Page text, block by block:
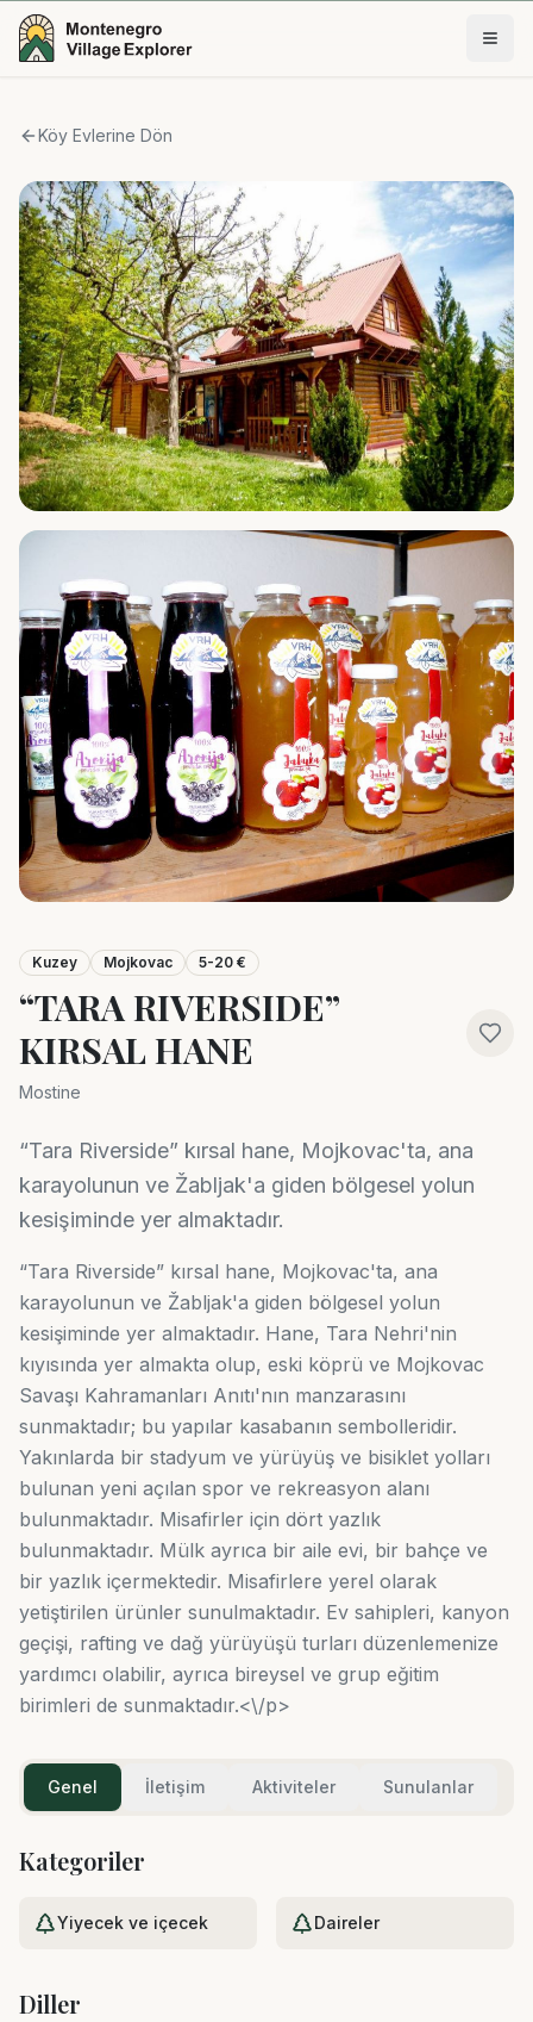
Köy Evlerine Dön
Kuzey Mojkovac 5-20 €
“TARA RIVERSIDE”
KIRSAL HANE
Mostine
“Tara Riverside” kırsal hane, Mojkovac'ta, ana
karayolunun ve Žabljak'a giden bölgesel yolun
kesişiminde yer almaktadır.
“Tara Riverside” kırsal hane, Mojkovac'ta, ana
karayolunun ve Žabljak'a giden bölgesel yolun
kesişiminde yer almaktadır. Hane, Tara Nehri'nin
kıyısında yer almakta olup, eski köprü ve Mojkovac
Savaşı Kahramanları Anıtı'nın manzarasını
sunmaktadır; bu yapılar kasabanın sembolleridir.
Yakınlarda bir stadyum ve yürüyüş ve bisiklet yolları
bulunan yeni açılan spor ve rekreasyon alanı
bulunmaktadır. Misafirler için dört yazlık
bulunmaktadır. Mülk ayrıca bir aile evi, bir bahçe ve
bir yazlık içermektedir. Misafirlere yerel olarak
yetiştirilen ürünler sunulmaktadır. Ev sahipleri, kanyon
geçişi, rafting ve dağ yürüyüşü turları düzenlemenize
yardımcı olabilir, ayrıca bireysel ve grup eğitim
birimleri de sunmaktadır.<\/p>
Genel İletişim Aktiviteler Sunulanlar
Kategoriler
Yiyecek ve içecek Daireler
Diller